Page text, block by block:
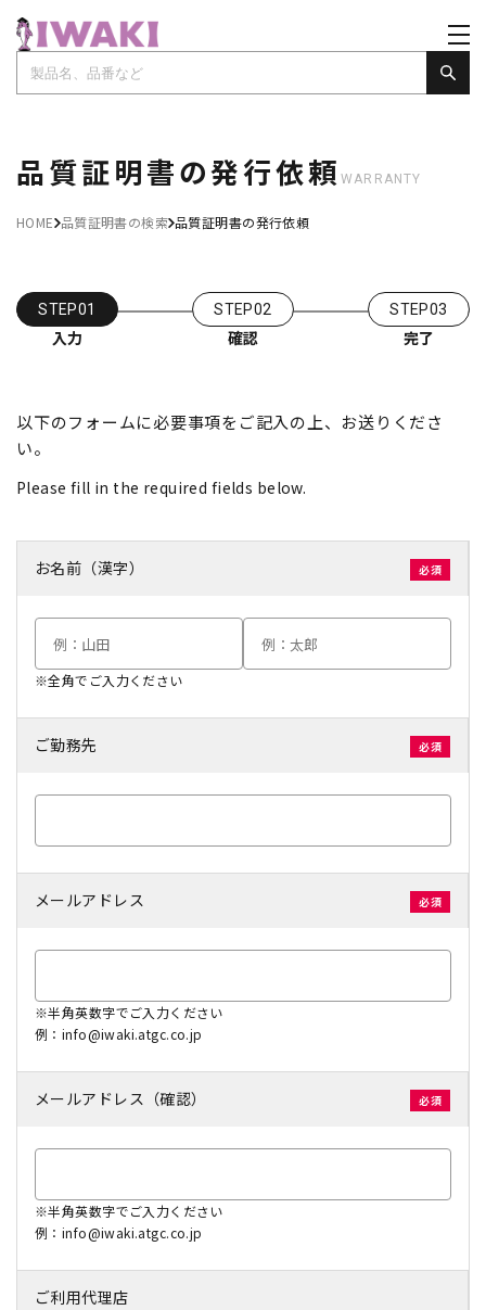
品質証明書の発行依頼 WARRANTY
HOME 品質証明書の検索 品質証明書の発行依頼
STEP01
入力
STEP02
確認
STEP03
完了
以下のフォームに必要事項をご記入の上、お送りくださ
い。
Please fill in the required fields below.
お名前（漢字）
※全角でご入力ください
ご勤務先
メールアドレス
※半角英数字でご入力ください
例：info@iwaki.atgc.co.jp
メールアドレス（確認）
※半角英数字でご入力ください
例：info@iwaki.atgc.co.jp
ご利用代理店